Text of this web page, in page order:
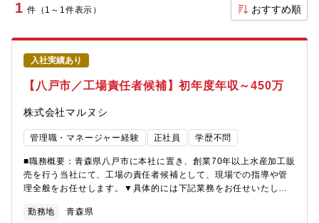
1 件（1～1件表示） おすすめ順
入社実績あり
【八戸市／工場責任者候補】初年度年収～450万
株式会社マルヌシ
管理職・マネージャー経験 正社員 学歴不問
■職務概要：青森県八戸市に本社に置き、創業70年以上水産加工販
売を行う当社にて、工場の責任者候補として、現場での指導や管
理全般をお任せします。▼具体的には下記業務をお任せいたしま
の人員のマネジメント・人員計画の作成・原材料の数量調整・在
勤務地 青森県